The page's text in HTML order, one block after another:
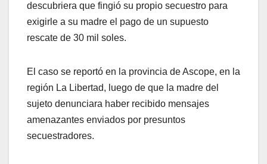
descubriera que fingió su propio secuestro para
exigirle a su madre el pago de un supuesto
rescate de 30 mil soles.
El caso se reportó en la provincia de Ascope, en la
región La Libertad, luego de que la madre del
sujeto denunciara haber recibido mensajes
amenazantes enviados por presuntos
secuestradores.